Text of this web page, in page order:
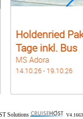
6
Solutions V4.1663